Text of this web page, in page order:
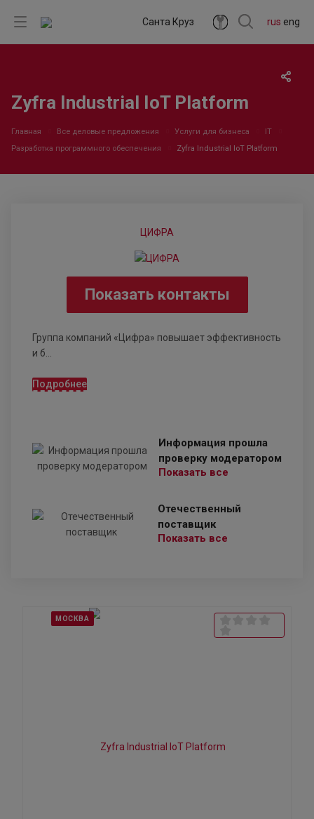
rus eng
Санта Круз
Zyfra Industrial IoT Platform
Главная Все деловые предложения Услуги для бизнеса
IT
Разработка программного обеспечения
Zyfra Industrial IoT Platform
ЦИФРА
Показать контакты
Группа компаний «Цифра» повышает эффективность
и б...
Подробнее
Информация прошла
проверку модератором
Показать все
Отечественный
поставщик
Показать все
МОСКВА